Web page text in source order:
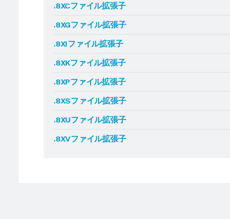
.8XCファイル拡張子
.8XGファイル拡張子
.8XIファイル拡張子
.8XKファイル拡張子
.8XPファイル拡張子
.8XSファイル拡張子
.8XUファイル拡張子
.8XVファイル拡張子